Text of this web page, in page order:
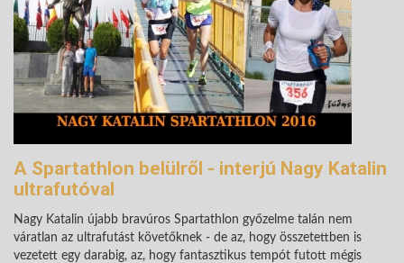
A Spartathlon belülről - interjú Nagy Katalin
ultrafutóval
Nagy Katalin újabb bravúros Spartathlon győzelme talán nem
váratlan az ultrafutást követőknek - de az, hogy összetettben is
vezetett egy darabig, az, hogy fantasztikus tempót futott mégis